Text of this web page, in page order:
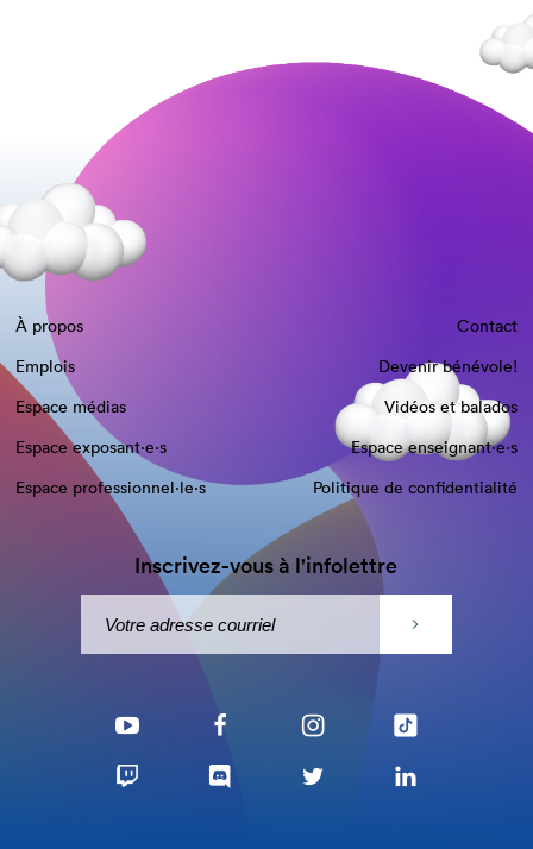
À propos
Contact
Emplois
Devenir bénévole!
Espace médias
Vidéos et balados
Espace exposant·e⋅s
Espace enseignant·e⋅s
Espace professionnel·le⋅s
Politique de confidentialité
Inscrivez-vous à l'infolettre